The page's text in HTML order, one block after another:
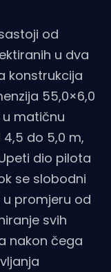
od
u dva
konstrukcija
55,0×6,0
matičnu
do 5,0 m,
dio pilota
se slobodni
promjeru od
svih
nakon čega